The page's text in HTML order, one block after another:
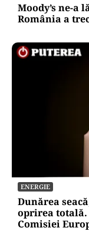
Moody’s ne-a
România a
ENERGIE
Dunărea
oprirea
Comisiei